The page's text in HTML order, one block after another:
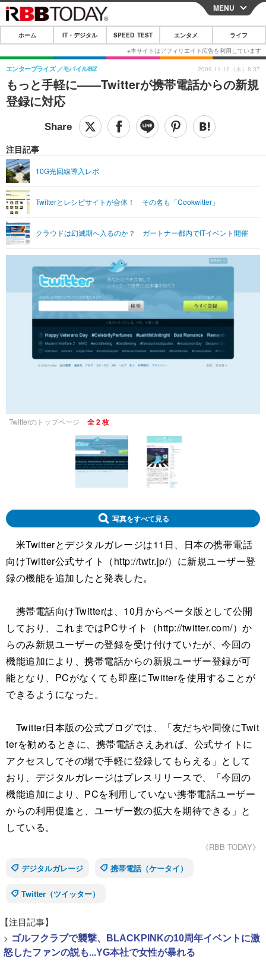
CLOSE
ホーム
IT・デジタル
IT・デジタルTOP スマートフォン
ショッピング その他
SPEED TEST
エンタメTOP 映画・ドラマ
グラビア
ショッピング その他
ライフTOP
リリース一覧
プッシュ通知の停止方法
MENU
ホーム IT・デジタル SPEED TEST エンタメ ライフ
もっと手軽に——Twitterが携帯電話からの新規
登録に対応
エンタープライズ モバイルBIZ
注目記事
10G光回線導入レポ
Twitterとレシピサイトが合体！ その名も「Cookwitter」
クラウドは幻滅期へ入るのか？ ガートナー都内でITイベント開催
2009.11.12（木）8:37
Twitterのトップページ 全 2 枚
写真をすべて見る
米Twitterとデジタルガレージは11日、日本の携帯電話
向けTwitter公式サイト（http://twtr.jp/）に新規ユーザー登
録の機能を追加したと発表した。
携帯電話向けTwitterは、10月からベータ版として公開
しており、これまではPCサイト（http://twitter.com/）か
らのみ新規ユーザーの登録を受け付けていたが、今回の
機能追加により、携帯電話からの新規ユーザー登録が可
能となり、PCがなくても即座にTwitterを使用することが
できるようになった。
Twitter日本版の公式ブログでは、「友だちや同僚にTwit
terを勧めるときに、携帯電話さえあれば、公式サイトに
アクセスしてその場で手軽に登録してもらえる」として
おり、デジタルガレージはプレスリリースで、「今回の
機能追加により、PCを利用していない携帯電話ユーザー
からの利用促進と、ユーザー数の拡大を期待できる」と
している。
《RBB TODAY》
デジタルガレージ
携帯電話（ケータイ）
Twitter（ツイッター）
【注目記事】
> ゴルフクラブで襲撃、BLACKPINKの10周年イベントに激
怒したファンの説も...YG本社で女性が暴れる